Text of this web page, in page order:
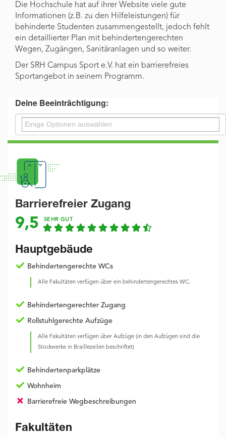
Die Hochschule hat auf ihrer Website viele gute
Informationen (z.B. zu den Hilfeleistungen) für
behinderte Studenten zusammengestellt, jedoch fehlt
ein detaillierter Plan mit behindertengerechten
Wegen, Zugängen, Sanitäranlagen und so weiter.
Der SRH Campus Sport e.V. hat ein barrierefreies
Sportangebot in seinem Programm.
Deine Beeinträchtigung:
Barrierefreier Zugang
9,5 SEHR GUT
Hauptgebäude
Behindertengerechte WCs
Alle Fakultäten verfügen über ein behindertengerechtes WC.
Behindertengerechter Zugang
Rollstuhlgerechte Aufzüge
Alle Fakultäten verfügen über Aufzüge (in den Aufzügen sind die
Stockwerke in Braillezeilen beschriftet)
Behindertenparkplätze
Wohnheim
Barrierefreie Wegbeschreibungen
Fakultäten